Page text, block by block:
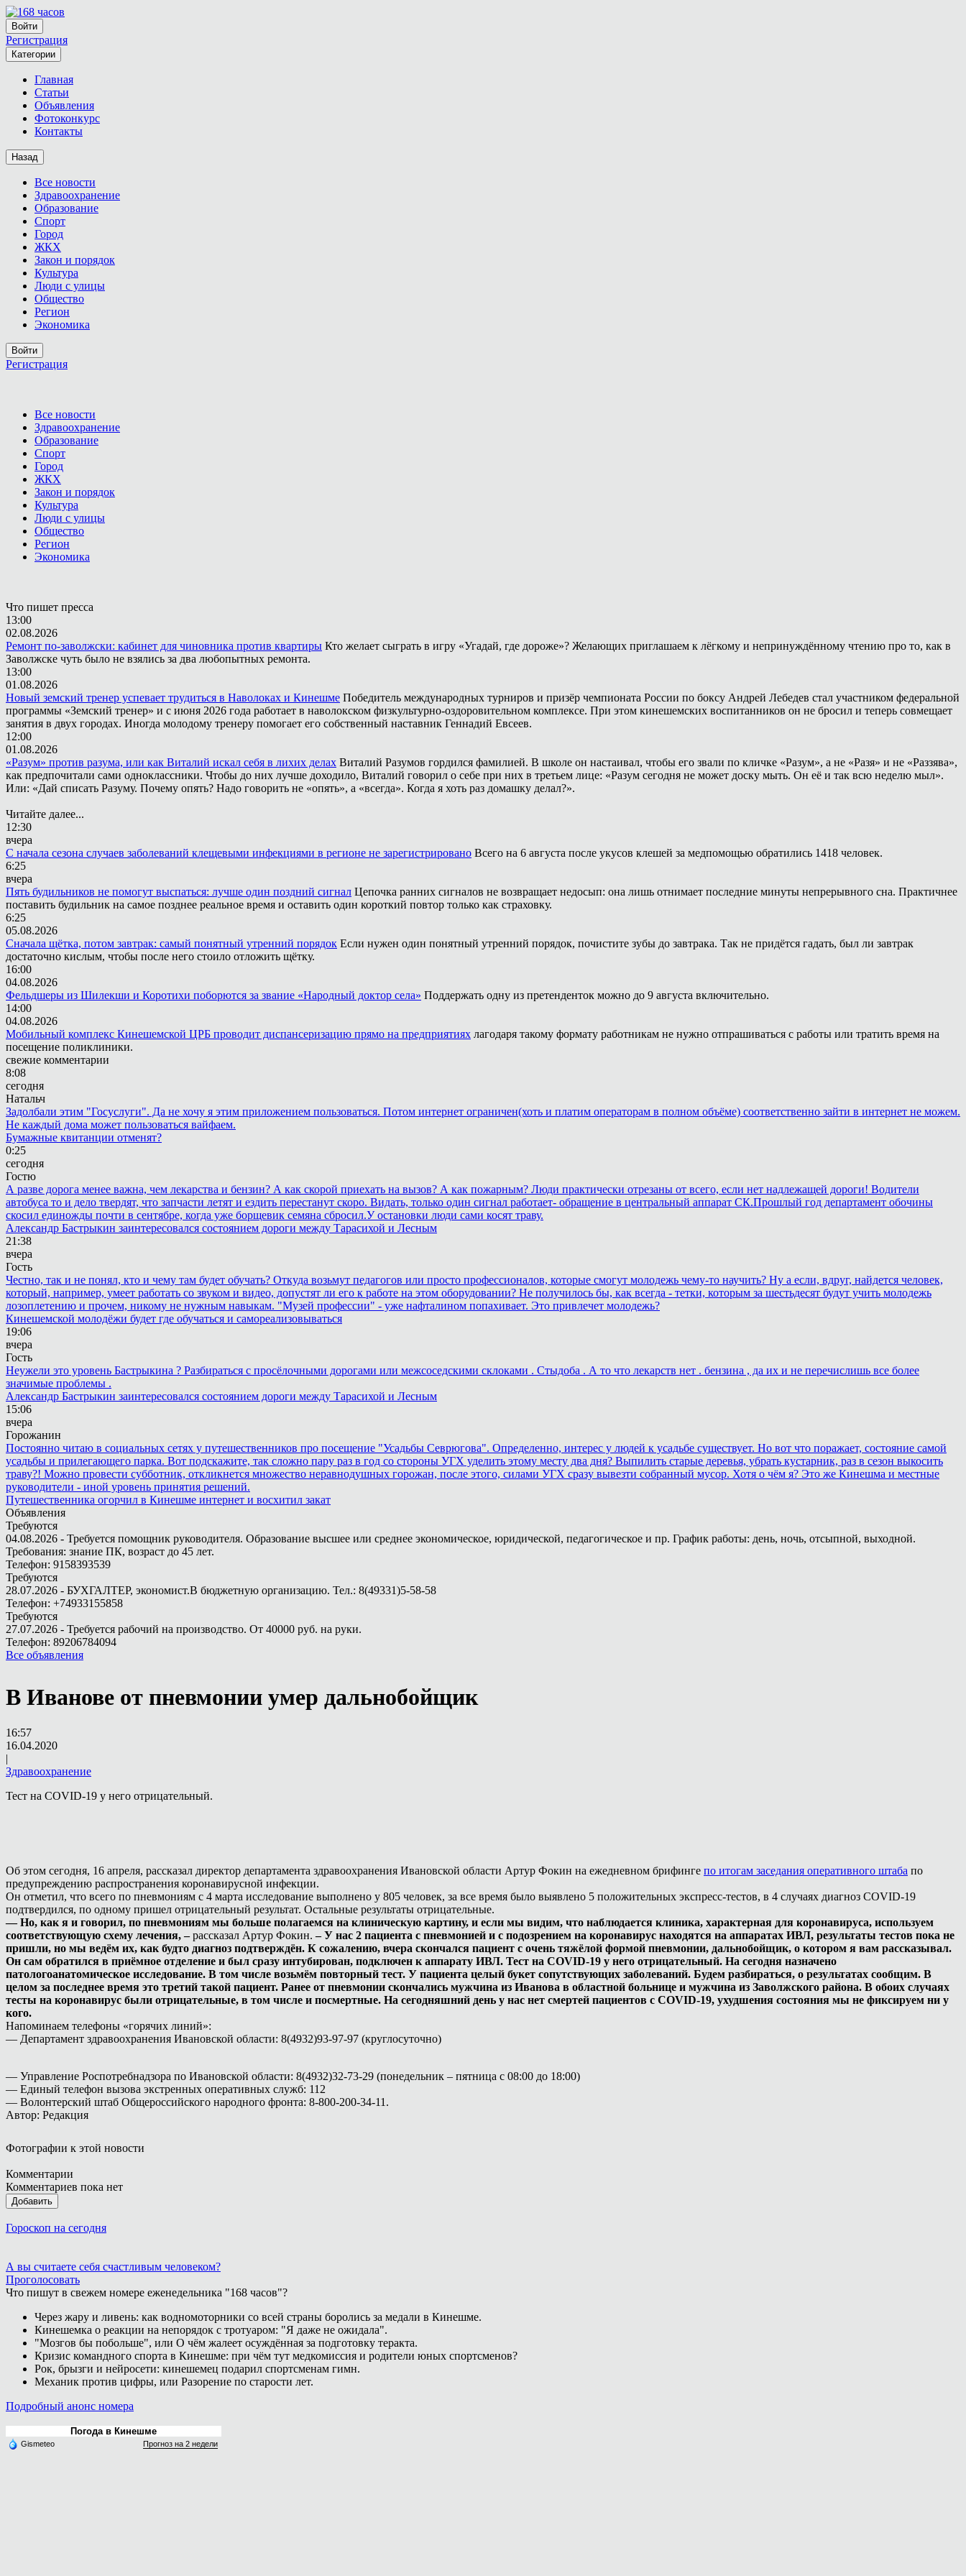
Войти
Регистрация
Категории
Главная
Статьи
Объявления
Фотоконкурс
Контакты
Назад
Все новости
Здравоохранение
Образование
Спорт
Город
ЖКХ
Закон и порядок
Культура
Люди с улицы
Общество
Регион
Экономика
Войти
Регистрация
Все новости
Здравоохранение
Образование
Спорт
Город
ЖКХ
Закон и порядок
Культура
Люди с улицы
Общество
Регион
Экономика
Что пишет пресса
13:00
02.08.2026
Ремонт по-заволжски: кабинет для чиновника против квартиры Кто желает сыграть в игру «Угадай, где дороже»? Желающих приглашаем к лёгкому и непринуждённому чтению про то, как в
Заволжске чуть было не взялись за два любопытных ремонта.
13:00
01.08.2026
Новый земский тренер успевает трудиться в Наволоках и Кинешме Победитель международных турниров и призёр чемпионата России по боксу Андрей Лебедев стал участником федеральной
программы «Земский тренер» и с июня 2026 года работает в наволокском физкультурно-оздоровительном комплексе. При этом кинешемских воспитанников он не бросил и теперь совмещает
занятия в двух городах. Иногда молодому тренеру помогает его собственный наставник Геннадий Евсеев.
12:00
01.08.2026
«Разум» против разума, или как Виталий искал себя в лихих делах Виталий Разумов гордился фамилией. В школе он настаивал, чтобы его звали по кличке «Разум», а не «Разя» и не «Раззява»,
как предпочитали сами одноклассники. Чтобы до них лучше доходило, Виталий говорил о себе при них в третьем лице: «Разум сегодня не может доску мыть. Он её и так всю неделю мыл».
Или: «Дай списать Разуму. Почему опять? Надо говорить не «опять», а «всегда». Когда я хоть раз домашку делал?».
Читайте далее...
12:30
вчера
С начала сезона случаев заболеваний клещевыми инфекциями в регионе не зарегистрировано Всего на 6 августа после укусов клешей за медпомощью обратились 1418 человек.
6:25
вчера
Пять будильников не помогут выспаться: лучше один поздний сигнал Цепочка ранних сигналов не возвращает недосып: она лишь отнимает последние минуты непрерывного сна. Практичнее
поставить будильник на самое позднее реальное время и оставить один короткий повтор только как страховку.
6:25
05.08.2026
Сначала щётка, потом завтрак: самый понятный утренний порядок Если нужен один понятный утренний порядок, почистите зубы до завтрака. Так не придётся гадать, был ли завтрак
достаточно кислым, чтобы после него стоило отложить щётку.
16:00
04.08.2026
Фельдшеры из Шилекши и Коротихи поборются за звание «Народный доктор села» Поддержать одну из претенденток можно до 9 августа включительно.
14:00
04.08.2026
Мобильный комплекс Кинешемской ЦРБ проводит диспансеризацию прямо на предприятиях лагодаря такому формату работникам не нужно отпрашиваться с работы или тратить время на
посещение поликлиники.
свежие комментарии
8:08
сегодня
Натальч
Задолбали этим "Госуслуги". Да не хочу я этим приложением пользоваться. Потом интернет ограничен(хоть и платим операторам в полном объёме) соответственно зайти в интернет не можем.
Не каждый дома может пользоваться вайфаем.
Бумажные квитанции отменят?
0:25
сегодня
Гостю
А разве дорога менее важна, чем лекарства и бензин? А как скорой приехать на вызов? А как пожарным? Люди практически отрезаны от всего, если нет надлежащей дороги! Водители
автобуса то и дело твердят, что запчасти летят и ездить перестанут скоро. Видать, только один сигнал работает- обращение в центральный аппарат СК.Прошлый год департамент обочины
скосил единожды почти в сентябре, когда уже борщевик семяна сбросил.У остановки люди сами косят траву.
Александр Бастрыкин заинтересовался состоянием дороги между Тарасихой и Лесным
21:38
вчера
Гость
Честно, так и не понял, кто и чему там будет обучать? Откуда возьмут педагогов или просто профессионалов, которые смогут молодежь чему-то научить? Ну а если, вдруг, найдется человек,
который, например, умеет работать со звуком и видео, допустят ли его к работе на этом оборудовании? Не получилось бы, как всегда - тетки, которым за шестьдесят будут учить молодежь
лозоплетению и прочем, никому не нужным навыкам. "Музей профессии" - уже нафталином попахивает. Это привлечет молодежь?
Кинешемской молодёжи будет где обучаться и самореализовываться
19:06
вчера
Гость
Неужели это уровень Бастрыкина ? Разбираться с просёлочными дорогами или межсоседскими склоками . Стыдоба . А то что лекарств нет . бензина , да их и не перечислишь все более
значимые проблемы .
Александр Бастрыкин заинтересовался состоянием дороги между Тарасихой и Лесным
15:06
вчера
Горожанин
Постоянно читаю в социальных сетях у путешественников про посещение "Усадьбы Севрюгова". Определенно, интерес у людей к усадьбе существует. Но вот что поражает, состояние самой
усадьбы и прилегающего парка. Вот подскажите, так сложно пару раз в год со стороны УГХ уделить этому месту два дня? Выпилить старые деревья, убрать кустарник, раз в сезон выкосить
траву?! Можно провести субботник, откликнется множество неравнодушных горожан, после этого, силами УГХ сразу вывезти собранный мусор. Хотя о чём я? Это же Кинешма и местные
руководители - иной уровень принятия решений.
Путешественника огорчил в Кинешме интернет и восхитил закат
Объявления
Требуются
04.08.2026 - Требуется помощник руководителя. Образование высшее или среднее экономическое, юридической, педагогическое и пр. График работы: день, ночь, отсыпной, выходной.
Требования: знание ПК, возраст до 45 лет.
Телефон: 9158393539
Требуются
28.07.2026 - БУХГАЛТЕР, экономист.В бюджетную организацию. Тел.: 8(49331)5-58-58
Телефон: +74933155858
Требуются
27.07.2026 - Требуется рабочий на производство. От 40000 руб. на руки.
Телефон: 89206784094
Все объявления
В Иванове от пневмонии умер дальнобойщик
16:57
16.04.2020
|
Здравоохранение
Тест на COVID-19 у него отрицательный.
Об этом сегодня, 16 апреля, рассказал директор департамента здравоохранения Ивановской области Артур Фокин на ежедневном брифинге по итогам заседания оперативного штаба по
предупреждению распространения коронавирусной инфекции.
Он отметил, что всего по пневмониям с 4 марта исследование выполнено у 805 человек, за все время было выявлено 5 положительных экспресс-тестов, в 4 случаях диагноз COVID-19
подтвердился, по одному пришел отрицательный результат. Остальные результаты отрицательные.
— Но, как я и говорил, по пневмониям мы больше полагаемся на клиническую картину, и если мы видим, что наблюдается клиника, характерная для коронавируса, используем
соответствующую схему лечения, –рассказал Артур Фокин.– У нас 2 пациента с пневмонией и с подозрением на коронавирус находятся на аппаратах ИВЛ, результаты тестов пока не
пришли, но мы ведём их, как будто диагноз подтверждён. К сожалению, вчера скончался пациент с очень тяжёлой формой пневмонии, дальнобойщик, о котором я вам рассказывал.
Он сам обратился в приёмное отделение и был сразу интубирован, подключен к аппарату ИВЛ. Тест на COVID-19 у него отрицательный. На сегодня назначено
патологоанатомическое исследование. В том числе возьмём повторный тест. У пациента целый букет сопутствующих заболеваний. Будем разбираться, о результатах сообщим. В
целом за последнее время это третий такой пациент. Ранее от пневмонии скончались мужчина из Иванова в областной больнице и мужчина из Заволжского района. В обоих случаях
тесты на коронавирус были отрицательные, в том числе и посмертные. На сегодняшний день у нас нет смертей пациентов с COVID-19, ухудшения состояния мы не фиксируем ни у
кого.
Напоминаем телефоны «горячих линий»:
— Департамент здравоохранения Ивановской области: 8(4932)93-97-97 (круглосуточно)
— Управление Роспотребнадзора по Ивановской области: 8(4932)32-73-29 (понедельник – пятница с 08:00 до 18:00)
— Единый телефон вызова экстренных оперативных служб: 112
— Волонтерский штаб Общероссийского народного фронта: 8-800-200-34-11.
Автор: Редакция
Фотографии к этой новости
Комментарии
Комментариев пока нет
Добавить
Гороскоп на сегодня
А вы считаете себя счастливым человеком?
Проголосовать
Что пишут в свежем номере еженедельника "168 часов"?
Через жару и ливень: как водномоторники со всей страны боролись за медали в Кинешме.
Кинешемка о реакции на непорядок с тротуаром: "Я даже не ожидала".
"Мозгов бы побольше", или О чём жалеет осуждённая за подготовку теракта.
Кризис командного спорта в Кинешме: при чём тут медкомиссия и родители юных спортсменов?
Рок, брызги и нейросети: кинешемец подарил спортсменам гимн.
Механик против цифры, или Разорение по старости лет.
Подробный анонс номера
Погода в Кинешме
Gismeteo Прогноз на 2 недели